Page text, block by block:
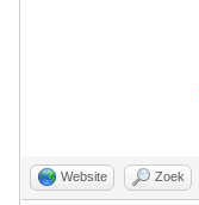
Website Zoek